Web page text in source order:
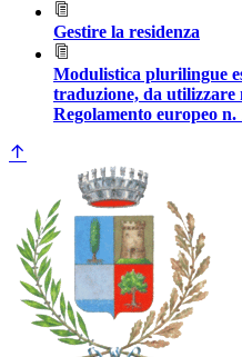
Gestire la residenza
Modulistica plurilingue
traduzione, da utilizzare
Regolamento europeo n.